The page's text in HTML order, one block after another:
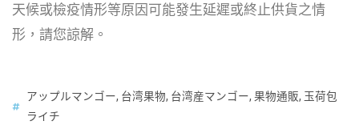
天候或檢疫情形等原因可能發生延遲或終止供貨之情
形，請您諒解。
アップルマンゴー, 台湾果物, 台湾産マンゴー, 果物通販, 玉荷包
ライチ